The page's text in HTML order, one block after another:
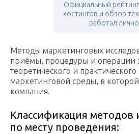
Официальный
хостингов и обзор
работал лично
Методы маркетинговых
приёмы, процедуры и операции
теоретического и
маркетинговой среды, в
компания.
Классификация методов
по месту проведения: